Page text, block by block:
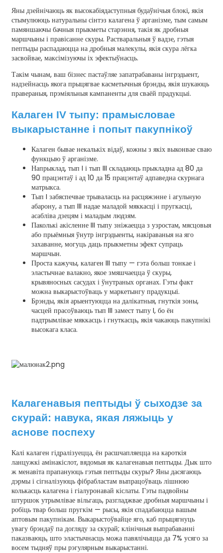
Яны дзейнічаюць як высокабіядаступныя будаўнічыя блокі, якія
стымулююць натуральны сінтэз калагена ў арганізме, тым самым
памяншаючы бачныя прыкметы старэння, такія як дробныя
маршчыны і правісанне скуры. Растваральныя ў вадзе, гэтыя
пептыды распадаюцца на дробныя малекулы, якія скура лёгка
засвойвае, максімізуючы іх эфектыўнасць.
Такім чынам, ваш бізнес пастаўляе запатрабаваны інгрэдыент,
надзейнасць якога прыцягвае касметычныя брэнды, якія шукаюць
правераныя, прэміяльныя кампаненты для сваёй прадукцыі.
Калаген IV тыпу: прамысловае
выкарыстанне і попыт пакупнікоў
Калаген бывае некалькіх відаў, кожны з якіх выконвае сваю
функцыю ў арганізме.
Напрыклад, тып I і тып III складаюць прыкладна ад 80 да
90 працэнтаў і ад 10 да 15 працэнтаў адпаведна скурнага
матрыкса.
Тып I забяспечвае трываласць на расцяжэнне і агульную
абарону, а тып III надае маладой мяккасці і пругкасці,
асабліва дзецям і маладым людзям.
Паколькі акісленне III тыпу зніжаецца з узростам, мясцовыя
або прыёмныя ўнутр інгрэдыенты, накіраваныя на яго
захаванне, могуць даць прыкметны эфект супраць
маршчын.
Проста кажучы, калаген III тыпу — гэта больш тонкае і
эластычнае валакно, якое змяшчаецца ў скуры,
крывяносных сасудах і ўнутраных органах. Гэты факт
можна выкарыстоўваць у маркетынгу прадукцыі.
Брэнды, якія арыентуюцца на далікатныя, гнуткія зоны,
часцей прасоўваюць тып III замест тыпу I, бо ён
падтрымлівае мяккасць і гнуткасць, якія чакаюць пакупнікі
высокага класа.
Калагенавыя пептыды ў сыходзе за
скурай: навука, якая ляжыць у
аснове поспеху
Калі калаген гідралізуецца, ён расшчапляецца на кароткія
ланцужкі амінакіслот, вядомыя як калагенавыя пептыды. Дык што
ж менавіта прапануюць гэтыя пептыды скуры? Яны дасягаюць
дэрмы і сігналізуюць фібрабластам выпрацоўваць лішнюю
колькасць калагена і гіалуронавай кіслаты. Гэты падвойны
штуршок утрымлівае вільгаць, разгладжвае дробныя маршчыны і
робіць твар больш пругкім — рысы, якія спадабаюцца вашым
аптовым пакупнікам. Выкарыстоўвайце яго, каб прыцягнуць
увагу брэндаў па догляду за скурай; клінічныя выпрабаванні
паказваюць, што эластычнасць можа павялічыцца да 7% усяго за
восем тыдняў пры рэгулярным выкарыстанні.